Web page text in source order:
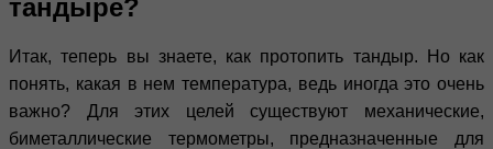
тандыре?
Итак, теперь вы знаете, как протопить тандыр. Но как
понять, какая в нем температура, ведь иногда это очень
важно? Для этих целей существуют механические,
биметаллические термометры, предназначенные для